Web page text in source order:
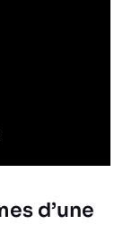
d’une